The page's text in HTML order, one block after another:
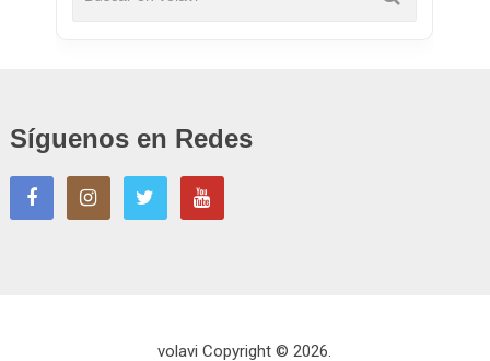
Síguenos en Redes
volavi Copyright © 2026.